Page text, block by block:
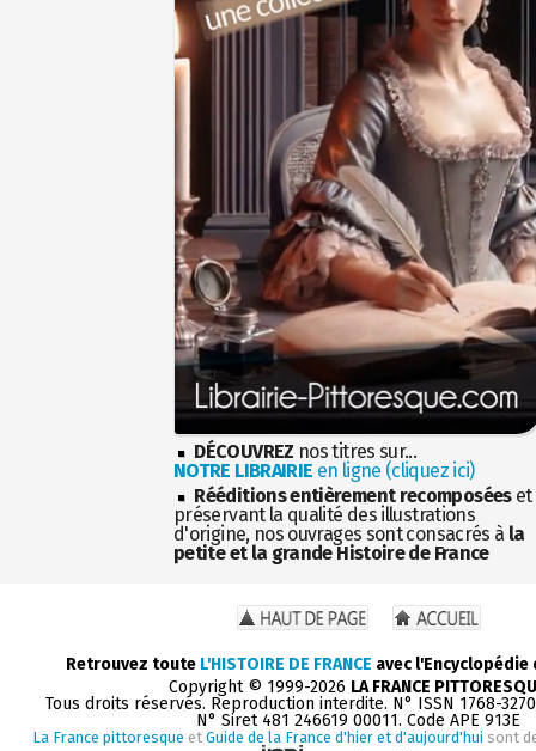
DÉCOUVREZ nos titres sur...
NOTRE LIBRAIRIE en ligne (cliquez ici)
Rééditions entièrement recomposéeset
préservant la qualité des illustrations
d'origine, nos ouvrages sont consacrés à la
petite et la grande Histoire de France
Retrouvez toute L'HISTOIRE DE FRANCE avec
Copyright © 1999-2026 LA FRANCE
Tous droits réservés. Reproduction interdite. N° ISSN 1768-
N° Siret 481 246619 00011. Code APE 913E
La France pittoresque et Guide de la France d'hier et d'aujourd'hui sont